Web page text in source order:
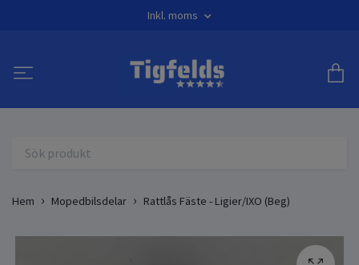
Inkl. moms
Hem Mopedbilsdelar Rattlås Fäste - Ligier/IXO (Beg)